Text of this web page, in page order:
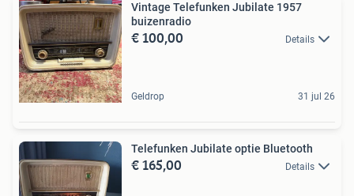
Vintage Telefunken Jubilate 1957
buizenradio
€ 100,00 Details
Geldrop 31 jul 26
Telefunken Jubilate optie Bluetooth
€ 165,00 Details